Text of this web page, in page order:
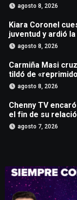
agosto 8, 2026
Kiara Coronel
juventud y ardió
agosto 8, 2026
Carmiña Masi
tildó de
agosto 8, 2026
Chenny TV
el fin de su
agosto 7, 2026